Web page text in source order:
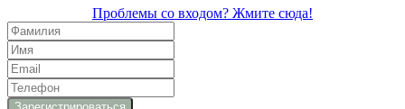
Проблемы со входом? Жмите сюда!